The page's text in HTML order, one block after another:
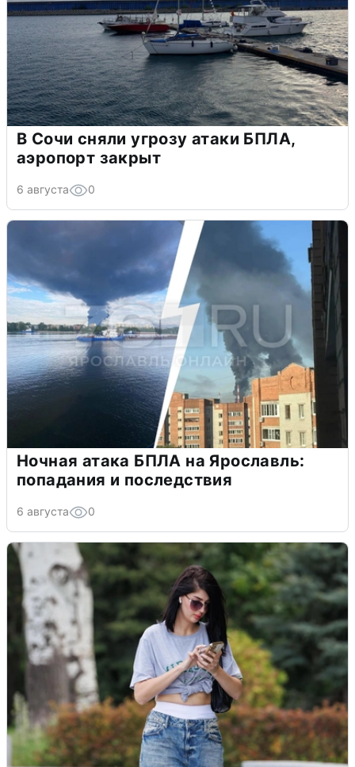
В Сочи сняли угрозу атаки БПЛА,
аэропорт закрыт
6 августа 0
Ночная атака БПЛА на Ярославль:
попадания и последствия
6 августа 0